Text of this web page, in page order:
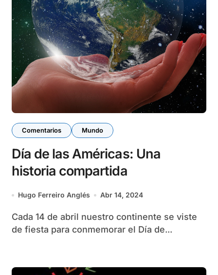
Comentarios Mundo
Día de las Américas: Una
historia compartida
Hugo Ferreiro Anglés Abr 14, 2024
Cada 14 de abril nuestro continente se viste
de fiesta para conmemorar el Día de...